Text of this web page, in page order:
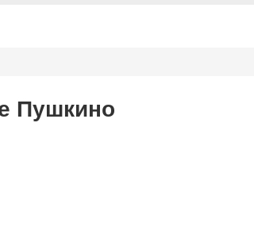
Пушкино